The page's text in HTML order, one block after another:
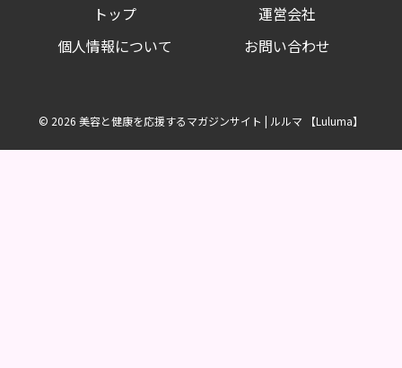
トップ
運営会社
個人情報について
お問い合わせ
© 2026 美容と健康を応援するマガジンサイト | ルルマ 【Luluma】